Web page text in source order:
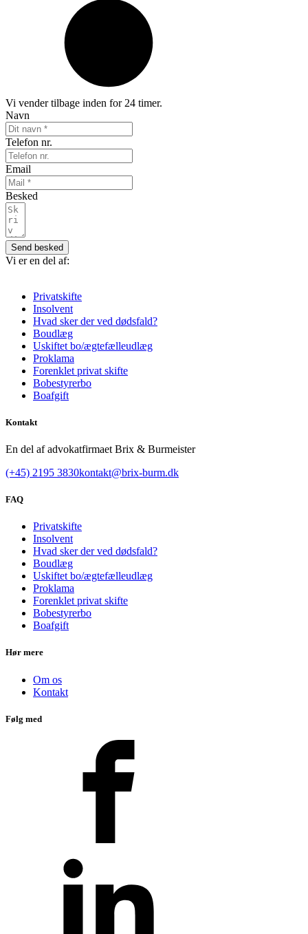
Vi vender tilbage inden for 24 timer.
Navn
Telefon nr.
Email
Besked
Send besked
Vi er en del af:
Privatskifte
Insolvent
Hvad sker der ved dødsfald?
Boudlæg
Uskiftet bo/ægtefælleudlæg
Proklama
Forenklet privat skifte
Bobestyrerbo
Boafgift
Kontakt
En del af advokatfirmaet Brix & Burmeister
(+45) 2195 3830kontakt@brix-burm.dk
FAQ
Privatskifte
Insolvent
Hvad sker der ved dødsfald?
Boudlæg
Uskiftet bo/ægtefælleudlæg
Proklama
Forenklet privat skifte
Bobestyrerbo
Boafgift
Hør mere
Om os
Kontakt
Følg med